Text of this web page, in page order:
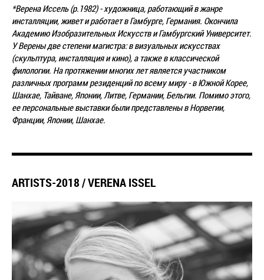
*Верена Иссель (р.1982) - художница, работающий в жанре
инсталляции, живет и работает в Гамбурге, Германия. Окончила
Академию Изобразительных Искусств и Гамбургский Университет.
У Верены две степени магистра: в визуальных искусствах
(скульптура, инсталляция и кино), а также в классической
филологии. На протяжении многих лет является участником
различных программ резиденций по всему миру - в Южной Корее,
Шанхае, Тайване,Японии, Литве, Германии, Бельгии. Помимо этого,
ее персональные выставки были представлены в Норвегии,
Франции, Японии, Шанхае.
ARTISTS-2018 / VERENA ISSEL